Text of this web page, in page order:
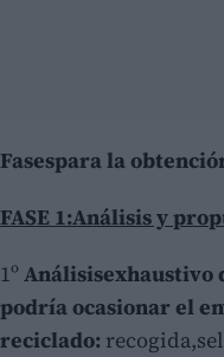
Fasespara la
FASE 1:Análisis y
1ºAnálisisexhaustivo
podría ocasionar el
reciclado: